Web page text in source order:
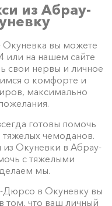
из Абрау-
Окуневка вы можете
или на нашем сайте
свои нервы и личное
о комфорте и
максимально
готовы помочь
тяжелых чемоданов.
из Окуневки в Абрау-
с тяжелыми
мы.
Дюрсо в Окуневку вы
том, что ваш личный